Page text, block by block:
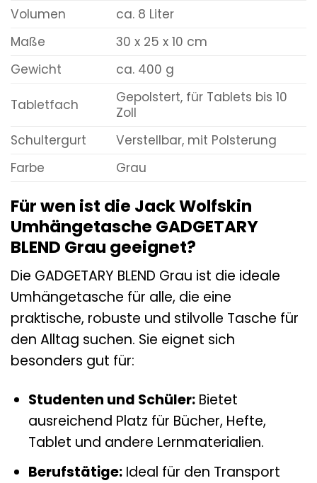
Volumen
ca. 8 Liter
Maße
30 x 25 x 10 cm
Gewicht
ca. 400 g
Tabletfach
Gepolstert, für Tablets bis 10
Zoll
Schultergurt
Verstellbar, mit Polsterung
Farbe
Grau
Für wen ist die Jack Wolfskin
Umhängetasche GADGETARY
BLEND Grau geeignet?
Die GADGETARY BLEND Grau ist die ideale
Umhängetasche für alle, die eine
praktische, robuste und stilvolle Tasche für
den Alltag suchen. Sie eignet sich
besonders gut für:
Studenten und Schüler:Bietet
ausreichend Platz für Bücher, Hefte,
Tablet und andere Lernmaterialien.
Berufstätige:Ideal für den Transport